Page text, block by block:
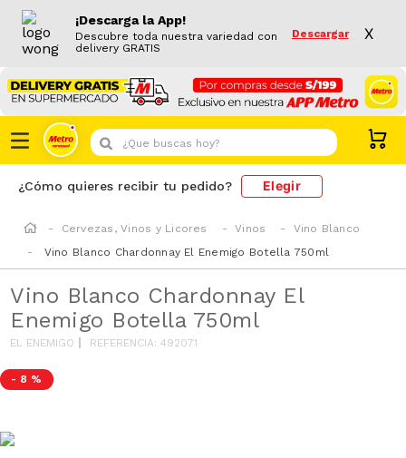
¡Descarga la App!
Descubre toda nuestra variedad con
delivery GRATIS
Descargar X
¿Que buscas hoy?
¿Cómo quieres recibir tu pedido? Elegir
Cervezas, Vinos y Licores Vinos
Vino Blanco
Vino Blanco Chardonnay El Enemigo Botella 750ml
Vino Blanco Chardonnay El
Enemigo Botella 750ml
EL ENEMIGO REFERENCIA:492071
- 8 %